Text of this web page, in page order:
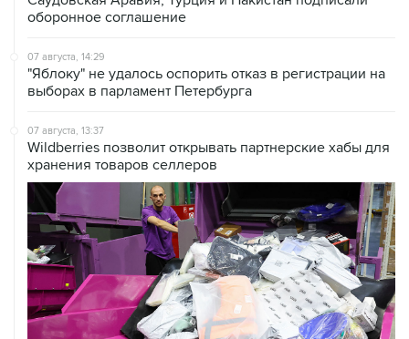
07 августа, 14:29
выборах в парламент Петербурга
07 августа, 13:37
хранения товаров селлеров